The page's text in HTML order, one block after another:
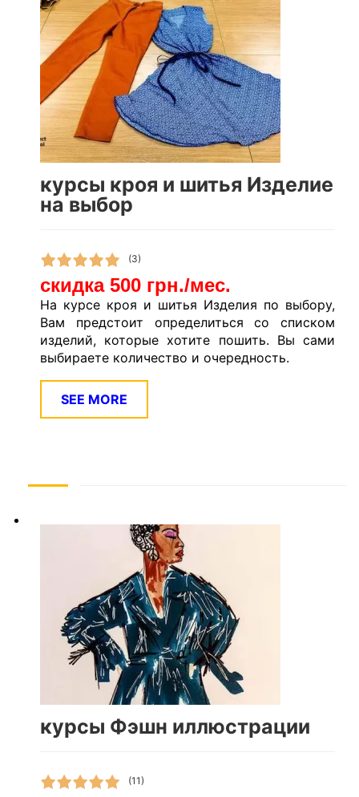
курсы кроя и шитья Изделие
на выбор
(3)
скидка 500 грн./мес.
На курсе кроя и шитья Изделия по выбору,
Вам предстоит определиться со списком
изделий, которые хотите пошить. Вы сами
выбираете количество и очередность.
SEE MORE
курсы Фэшн иллюстрации
(11)